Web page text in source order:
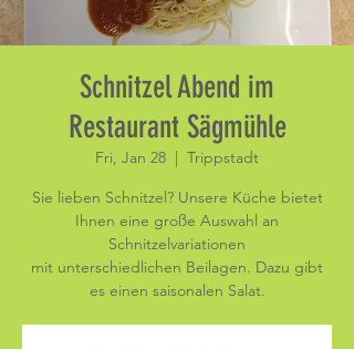
Schnitzel Abend im
Restaurant Sägmühle
Fri, Jan 28
  |
Trippstadt
Sie lieben Schnitzel? Unsere Küche bietet
Ihnen eine große Auswahl an
Schnitzelvariationen
mit unterschiedlichen Beilagen. Dazu gibt
es einen saisonalen Salat.